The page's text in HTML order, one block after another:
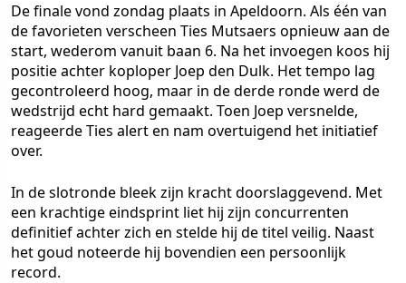
De finale vond zondag plaats in Apeldoorn. Als één van
de favorieten verscheen Ties Mutsaers opnieuw aan de
start, wederom vanuit baan 6. Na het invoegen koos hij
positie achter koploper Joep den Dulk. Het tempo lag
gecontroleerd hoog, maar in de derde ronde werd de
wedstrijd echt hard gemaakt. Toen Joep versnelde,
reageerde Ties alert en nam overtuigend het initiatief
over.
In de slotronde bleek zijn kracht doorslaggevend. Met
een krachtige eindsprint liet hij zijn concurrenten
definitief achter zich en stelde hij de titel veilig. Naast
het goud noteerde hij bovendien een persoonlijk
record.